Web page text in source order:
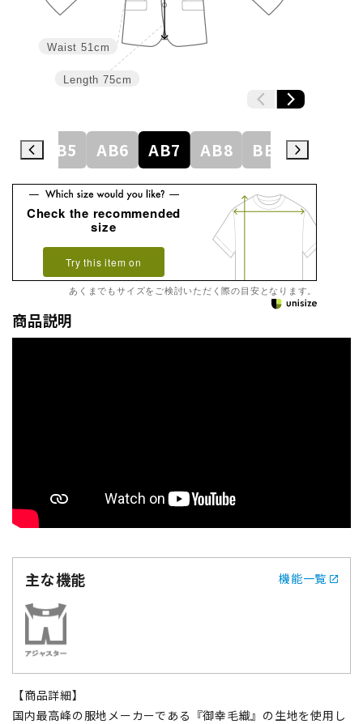
Length 75cm
Waist 51cm
AB5 AB6 AB7 AB8 BE3 BE4
Check the recommended
size
Try this item on
あくまでもサイズをご検討いただく際の目安となります。
商品説明
主な機能 機能一覧
【商品詳細】
国内最高峰の服地メーカーである『御幸毛織』の生地を使用し